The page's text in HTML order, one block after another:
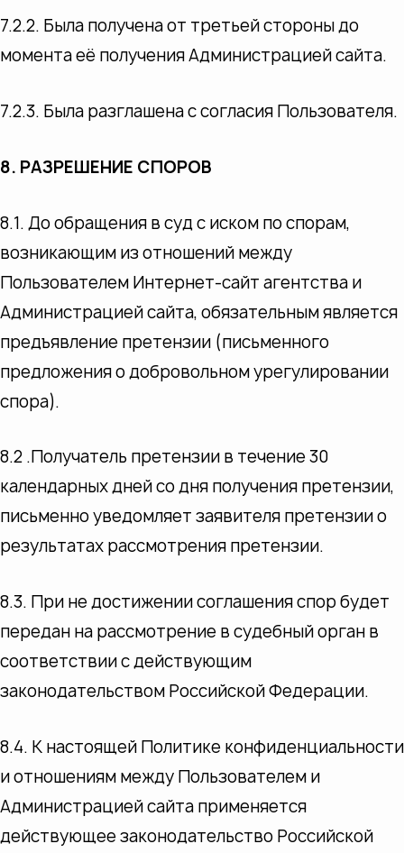
7.2.2. Была получена от третьей стороны до
момента её получения Администрацией сайта.
7.2.3. Была разглашена с согласия Пользователя.
8. РАЗРЕШЕНИЕ СПОРОВ
8.1. До обращения в суд с иском по спорам,
возникающим из отношений между
Пользователем Интернет-сайт агентства и
Администрацией сайта, обязательным является
предъявление претензии (письменного
предложения о добровольном урегулировании
спора).
8.2 .Получатель претензии в течение 30
календарных дней со дня получения претензии,
письменно уведомляет заявителя претензии о
результатах рассмотрения претензии.
8.3. При не достижении соглашения спор будет
передан на рассмотрение в судебный орган в
соответствии с действующим
законодательством Российской Федерации.
8.4. К настоящей Политике конфиденциальности
и отношениям между Пользователем и
Администрацией сайта применяется
действующее законодательство Российской